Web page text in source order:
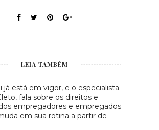
LEIA TAMBÉM
já está em vigor, e o especialista
fala sobre os direitos e
empregadores e empregados
em sua rotina a partir de